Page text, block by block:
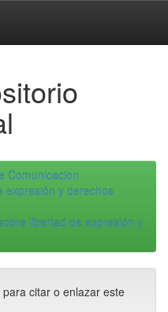
Comunicacion
expresión y derechos
libertad de expresión y
citar o enlazar este